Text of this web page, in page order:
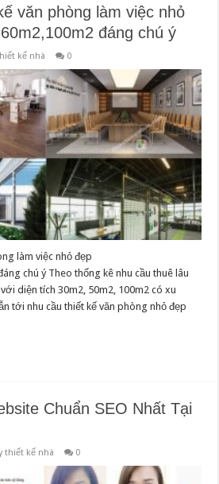
văn phòng làm việc nhỏ
đáng chú ý
kế nhà 0
làm việc nhỏ đẹp
chú ý Theo thống kê nhu cầu thuê lâu
diện tích 30m2, 50m2, 100m2 có xu
tới nhu cầu thiết kế văn phòng nhỏ đẹp
Chuẩn SEO Nhất Tại
thiết kế nhà 0